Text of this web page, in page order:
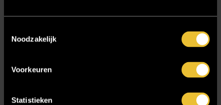
Noodzakelijk
Voorkeuren
Statistieken
Trebbe MiddenWest